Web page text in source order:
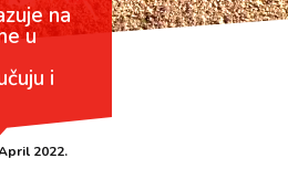
na
u
i
2022.